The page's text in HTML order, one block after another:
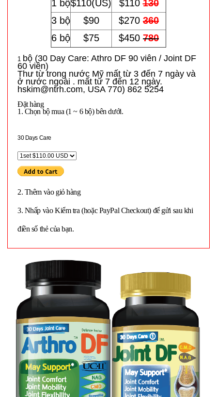
1 bộ$110(US) $110130
3 bộ
$90 $270 360
6 bộ
$75 $450 780
1 bộ (30 Day Care: Athro DF 90 viên / Joint DF
60 viên)
Thư từ trong nước Mỹ mất từ ​​3 đến 7 ngày và
ở nước ngoài . mất từ ​​7 đến 12 ngày.
hskim@ntrh.com, USA 770) 862 5254
Đặt hàng
1. Chọn bộ mua (1 ~ 6 bộ) bên dưới.
30 Days Care
2. Thêm vào giỏ hàng
3. Nhấp vào Kiểm tra (hoặc PayPal Checkout) để gửi sau khi
điền số thẻ của bạn.